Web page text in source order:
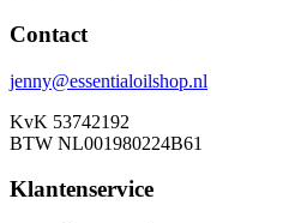
Contact
jenny@essentialoilshop.nl
KvK 53742192
BTW NL001980224B61
Klantenservice